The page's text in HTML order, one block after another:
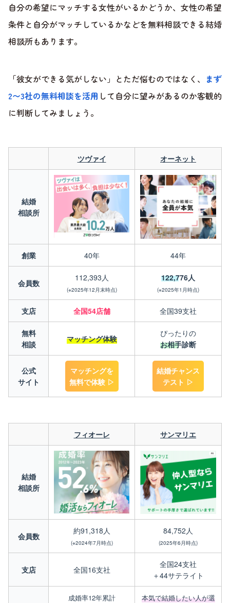
自分の希望にマッチする女性がいるかどうか、女性の希望
条件と自分がマッチしているかなどを無料相談できる結婚
相談所もあります。
「彼女ができる気がしない」とただ悩むのではなく、 まず
2〜3社の無料相談を活用 して自分に望みがあるのか客観的
に判断してみましょう。
ツヴァイ オーネット
結婚
相談所
創業 40年 44年
会員数
112,393人
(※2025年12月末時点)
122,776人
(※2025年1月時点)
支店 全国54店舗 全国39支社
無料
相談
マッチング体験
ぴったりの
お相手診断
公式
サイト
マッチングを
無料で体験 ▷
結婚チャンス
テスト ▷
フィオーレ サンマリエ
結婚
相談所
会員数
約91,318人
(※2024年7月時点)
84,752人
(2025年6月時点)
支店 全国16支社
全国24支社
＋44サテライト
成婚率12年累計
本気で結婚したい人が選